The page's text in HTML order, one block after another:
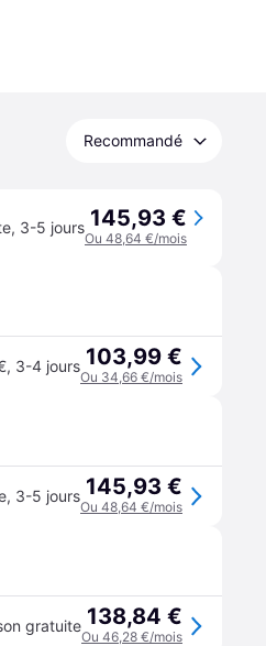
Recommandé
, 3-5 jours 145,93 €
Ou 48,64 €/mois
, 3-4 jours 103,99 €
Ou 34,66 €/mois
, 3-5 jours 145,93 €
Ou 48,64 €/mois
gratuite 138,84 €
Ou 46,28 €/mois